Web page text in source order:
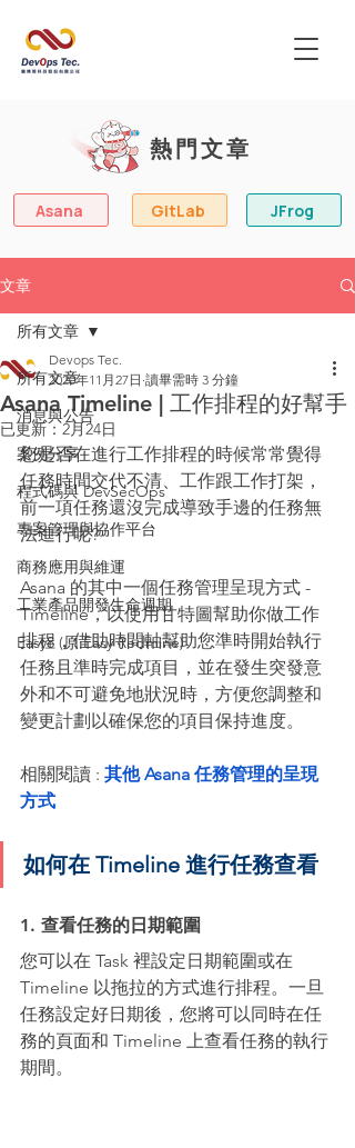
熱門文章
Asana GitLab JFrog
文章
所有文章
消息與公告
案例分享
程式碼與 DevSecOps
專案管理與協作平台
商務應用與維運
工業產品開發生命週期
Easy8 (原:Easy Redmine)
所有文章
Asana Timeline | 工作排程的好幫手
Devops Tec.
2020年11月27日 讀畢需時 3 分鐘
已更新：2月24日
您是否在進行工作排程的時候常常覺得
任務時間交代不清、工作跟工作打架，
前一項任務還沒完成導致手邊的任務無
法進行呢?
Asana 的其中一個任務管理呈現方式 -
Timeline，以使用甘特圖幫助你做工作
排程，借助時間軸幫助您準時開始執行
任務且準時完成項目，並在發生突發意
外和不可避免地狀況時，方便您調整和
變更計劃以確保您的項目保持進度。
相關閱讀 : 其他 Asana 任務管理的呈現
方式
如何在 Timeline 進行任務查看
1. 查看任務的日期範圍
您可以在 Task 裡設定日期範圍或在
Timeline 以拖拉的方式進行排程。一旦
任務設定好日期後，您將可以同時在任
務的頁面和 Timeline 上查看任務的執行
期間。